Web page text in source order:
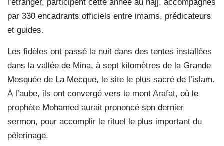
l’étranger, participent cette année au hajj, accompagnés
par 330 encadrants officiels entre imams, prédicateurs
et guides.
Les fidèles ont passé la nuit dans des tentes installées
dans la vallée de Mina, à sept kilomètres de la Grande
Mosquée de La Mecque, le site le plus sacré de l’islam.
À l’aube, ils ont convergé vers le mont Arafat, où le
prophète Mohamed aurait prononcé son dernier
sermon, pour accomplir le rituel le plus important du
pèlerinage.